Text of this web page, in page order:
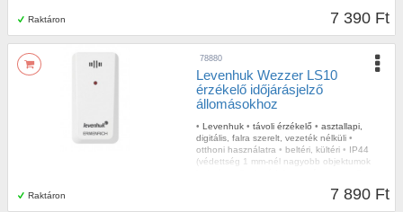
Raktáron 7 390 Ft
Raktáron
78880
Levenhuk Wezzer LS10
érzékelő időjárásjelző
állomásokhoz
• Levenhuk • távoli érzékelő • asztallapi,
digitális, falra szerelt, vezeték nélküli •
otthoni használatra • beltéri, kültéri • IP44
(védettség 1 mm-nél nagyobb objektumok
7 890 Ft